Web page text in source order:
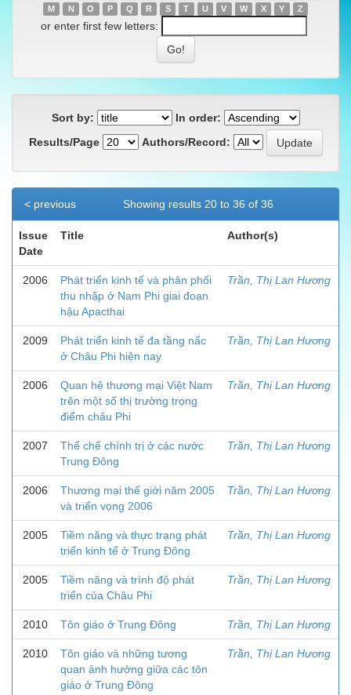
M
N O P Q R S T U V W X Y Z
or enter first few letters:
Sort by:
In order:
Results/Page
Authors/Record:
Showing results 20 to 36 of 36
< previous
Issue
Date
Title Author(s)
2006
Phát triển kinh tế và phân phối
thu nhập ở Nam Phi giai đoạn
hậu Apacthai
Trần, Thị Lan Hương
2009
Phát triển kinh tế đa tầng nấc
ở Châu Phi hiện nay
Trần, Thị Lan Hương
2006
Quan hệ thương mại Việt Nam
trên một số thị trường trọng
điểm châu Phi
Trần, Thị Lan Hương
2007
Thể chế chính trị ở các nước
Trung Đông
Trần, Thị Lan Hương
2006
Thương mại thế giới năm 2005
và triển vọng 2006
Trần, Thị Lan Hương
2005
Tiềm năng và thực trạng phát
triển kinh tế ở Trung Đông
Trần, Thị Lan Hương
2005
Tiềm năng và trình độ phát
triển của Châu Phi
Trần, Thị Lan Hương
2010 Tôn giáo ở Trung Đông Trần, Thị Lan Hương
2010
Tôn giáo và những tương
quan ảnh hưởng giữa các tôn
giáo ở Trung Đông
Trần, Thị Lan Hương